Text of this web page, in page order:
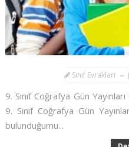
Sınıf Evrakları
9. Sınıf Coğrafya Gün
9. Sınıf Coğrafya Gün
bulunduğumu...